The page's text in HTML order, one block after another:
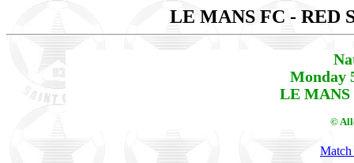
LE MANS FC - RED
Monday
LE MANS
©
Match